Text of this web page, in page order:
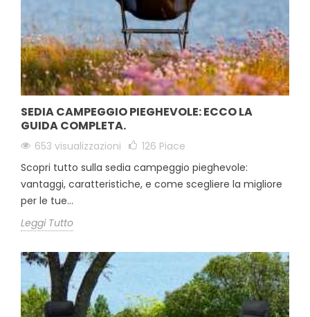
SEDIA CAMPEGGIO PIEGHEVOLE: ECCO LA
GUIDA COMPLETA.
653 visualizzazioni 126 Piace
Scopri tutto sulla sedia campeggio pieghevole:
vantaggi, caratteristiche, e come scegliere la migliore
per le tue...
Leggi Tutto